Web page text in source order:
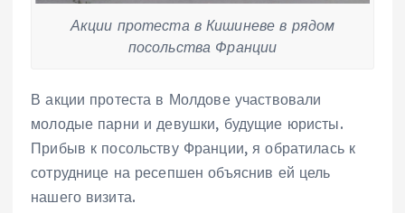
Акции протеста в Кишиневе в рядом
посольства Франции
В акции протеста в Молдове участвовали
молодые парни и девушки, будущие юристы.
Прибыв к посольству Франции, я обратилась к
сотруднице на ресепшен объяснив ей цель
нашего визита.